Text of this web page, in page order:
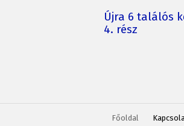
Újra 6 találós
4. rész
Főoldal